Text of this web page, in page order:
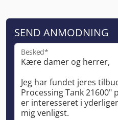
SEND ANMODNING
Besked*